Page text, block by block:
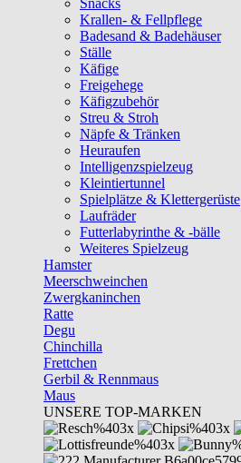
Snacks
Krallen- & Fellpflege
Badesand & Badehäuser
Ställe
Käfige
Freigehege
Käfigzubehör
Streu & Stroh
Näpfe & Tränken
Heuraufen
Intelligenzspielzeug
Kleintiertunnel
Spielplätze & Klettergerüste
Laufräder
Futterlabyrinthe & -bälle
Weiteres Spielzeug
Hamster
Meerschweinchen
Zwergkaninchen
Ratte
Degu
Chinchilla
Frettchen
Gerbil & Rennmaus
Maus
UNSERE TOP-MARKEN